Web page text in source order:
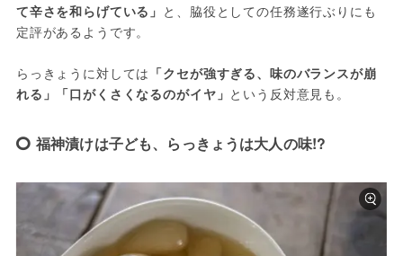
て辛さを和らげている」 と、脇役としての任務遂行ぶりにも
定評があるようです。
らっきょうに対しては 「クセが強すぎる、味のバランスが崩
れる」「口がくさくなるのがイヤ」 という反対意見も。
福神漬けは子ども、らっきょうは大人の味!?